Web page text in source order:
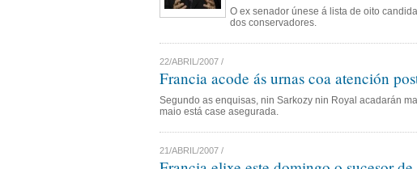
O ex senador únese á lista de oito
dos conservadores.
22/ABRIL/2007 /
Francia acode ás urnas coa atención
Segundo as enquisas, nin Sarkozy nin Royal acadarán
maio está case asegurada.
21/ABRIL/2007 /